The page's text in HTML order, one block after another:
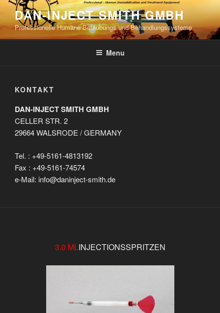
Skip
content
DAN-INJECT SMITH GMBH
Professionelle Humane Betäubungs und Behandlungssysteme
Menu
KONTAKT
DAN-INJECT SMITH GMBH
CELLER STR. 2
29664 WALSRODE / GERMANY
Tel. : +49-5161-4813192
Fax : +49-5161-74574
e-Mail: info@daninject-smith.de
3.0 MLINJECTIONSSPRITZEN